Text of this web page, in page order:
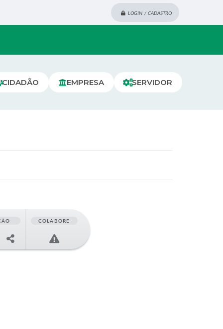
LOGIN / CADASTRO
CIDADÃO EMPRESA SERVIDOR
COLABORE